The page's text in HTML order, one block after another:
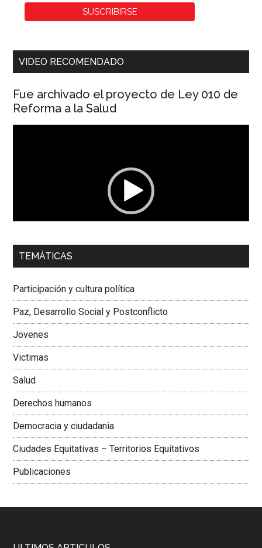
VIDEO RECOMENDADO
Fue archivado el proyecto de Ley 010 de
Reforma a la Salud
00:00 01:04
Colombiana
TEMÁTICAS
Participación y cultura política
Paz, Desarrollo Social y Postconflicto
Jovenes
Victimas
Salud
Derechos humanos
Democracia y ciudadania
Ciudades Equitativas – Territorios Equitativos
Publicaciones